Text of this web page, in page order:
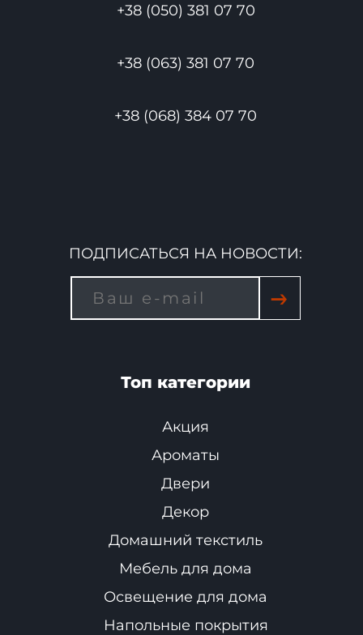
+38 (050) 381 07 70
+38 (063) 381 07 70
+38 (068) 384 07 70
ПОДПИСАТЬСЯ НА НОВОСТИ:
→
Топ категории
Акция
Ароматы
Двери
Декор
Домашний текстиль
Мебель для дома
Освещение для дома
Напольные покрытия